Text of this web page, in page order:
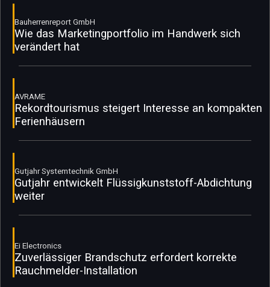
Bauherrenreport GmbH
Wie das Marketingportfolio im Handwerk sich
verändert hat
AVRAME
Rekordtourismus steigert Interesse an kompakten
Ferienhäusern
Gutjahr Systemtechnik GmbH
Gutjahr entwickelt Flüssigkunststoff-Abdichtung
weiter
Ei Electronics
Zuverlässiger Brandschutz erfordert korrekte
Rauchmelder-Installation